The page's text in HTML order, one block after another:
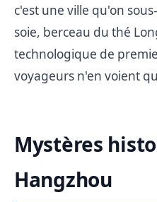
Questions fréquentes
c'est une ville qu'on
soie, berceau du thé
technologique de
voyageurs n'en voient
Mystères
Hangzhou